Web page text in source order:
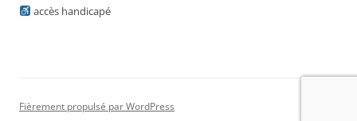
accès handicapé
Fièrement propulsé par WordPress